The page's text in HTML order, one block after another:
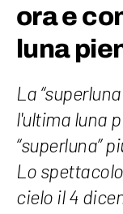
ora e
luna
La
l'ultima luna
“superluna”
Lo
cielo il 4